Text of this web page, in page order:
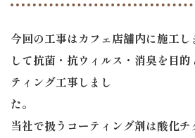
今回の工事はカフェ店舗内に施工
して抗菌・抗ウィルス・消臭を目
ティング工事しまし
当社で扱うコーティング剤は酸化